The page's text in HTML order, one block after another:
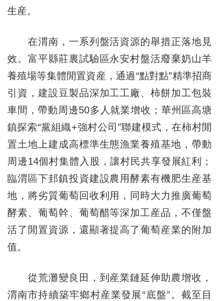
生産。
在渭南，一系列盤活資源的舉措正落地見
效。富平縣莊裏試驗區永安村盤活廢棄奶山羊
養殖場等集體閒置資産，通過“點對點”精準招商
引資，建設豆製品深加工工廠、柿餅加工包裝
車間，帶動周邊50多人就業增收；華州區高塘
鎮探索“黨組織+強村公司”聯建模式，在柿村閒
置土地上建成高標準生態漁業養殖基地，帶動
周邊14個村集體入股，讓村民共享發展紅利；
臨渭區下邽鎮投資建設農用酵素有機肥生産基
地，將劣質葡萄回收利用，同時大力推廣葡萄
酵素、葡萄幹、葡萄醋等深加工産品，不僅盤
活了閒置資源，還顯著提高了葡萄産業的附加
值。
從荒灘變良田，到産業鏈延伸助農增收，
渭南市持續築牢鄉村産業發展“底盤”。截至目